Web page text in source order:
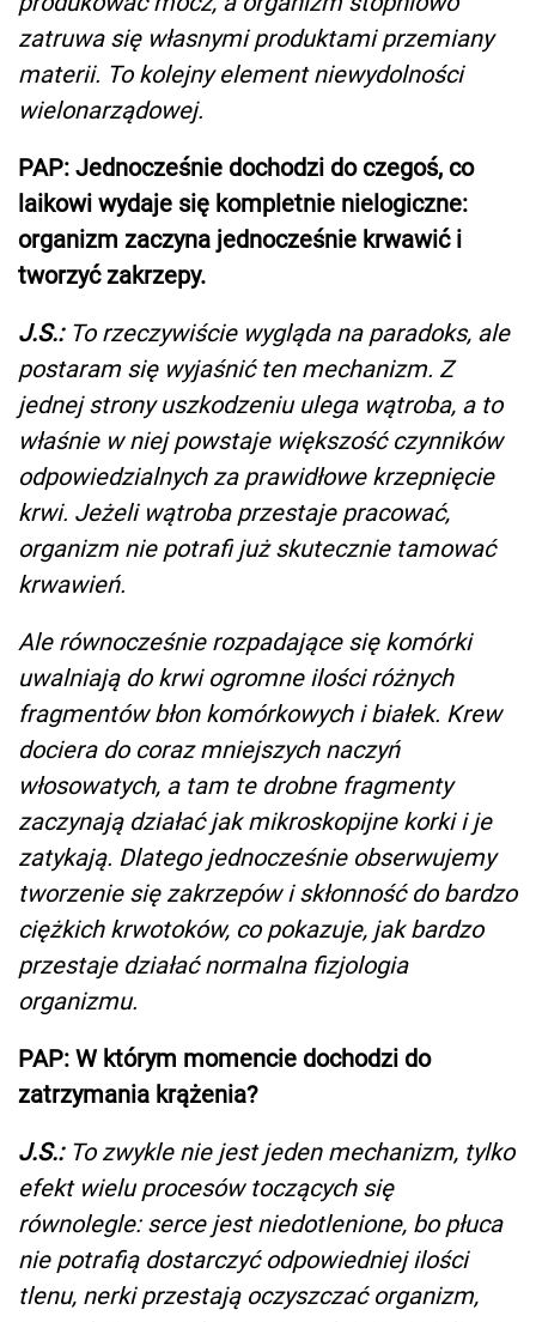
zatruwa się własnymi produktami przemiany
materii. To kolejny element niewydolności
wielonarządowej.
PAP: Jednocześnie dochodzi do czegoś, co
laikowi wydaje się kompletnie nielogiczne:
organizm zaczyna jednocześnie krwawić i
tworzyć zakrzepy.
J.S.:To rzeczywiście wygląda na paradoks, ale
postaram się wyjaśnić ten mechanizm. Z
jednej strony uszkodzeniu ulega wątroba, a to
właśnie w niej powstaje większość czynników
odpowiedzialnych za prawidłowe krzepnięcie
krwi. Jeżeli wątroba przestaje pracować,
organizm nie potrafi już skutecznie tamować
krwawień.
Ale równocześnie rozpadające się komórki
uwalniają do krwi ogromne ilości różnych
fragmentów błon komórkowych i białek. Krew
dociera do coraz mniejszych naczyń
włosowatych, a tam te drobne fragmenty
zaczynają działać jak mikroskopijne korki i je
zatykają. Dlatego jednocześnie obserwujemy
tworzenie się zakrzepów i skłonność do bardzo
ciężkich krwotoków, co pokazuje, jak bardzo
przestaje działać normalna fizjologia
organizmu.
PAP: W którym momencie dochodzi do
zatrzymania krążenia?
J.S.: To zwykle nie jest jeden mechanizm, tylko
efekt wielu procesów toczących się
równolegle: serce jest niedotlenione, bo płuca
nie potrafią dostarczyć odpowiedniej ilości
tlenu, nerki przestają oczyszczać organizm,